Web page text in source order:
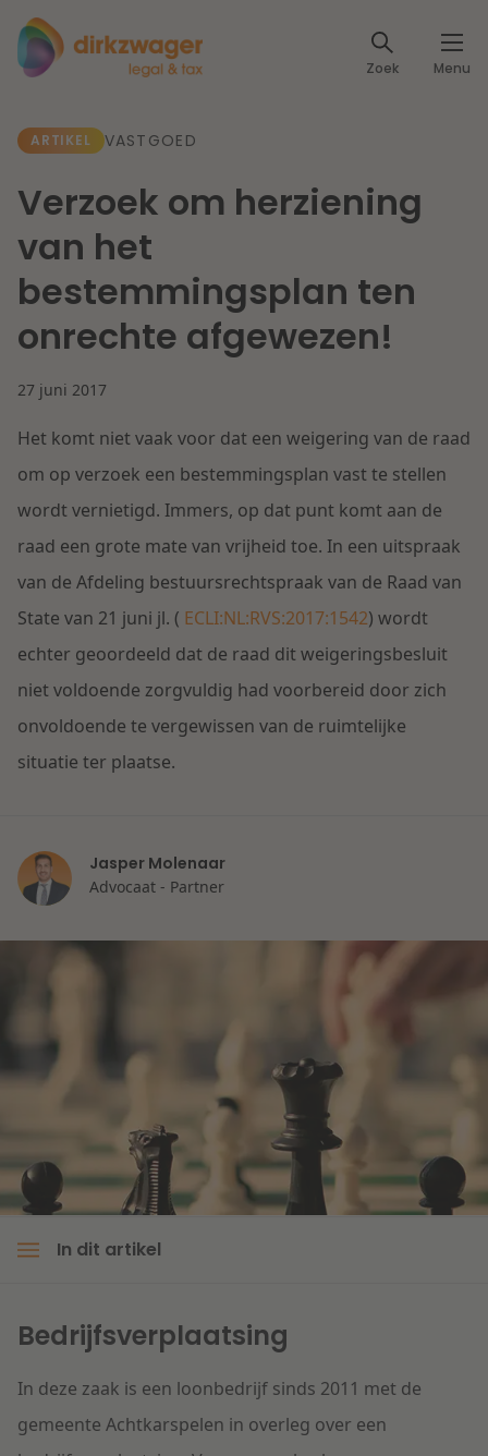
Zoek Menu
Expertises
Fiscaal
Arbeid & Pensioen
IE & Innovatie
Herstructurering & Insolventie
Energie
Zorg & Sociaal domein
Vastgoed
Aanbesteding & Mededinging
Aansprakelijkheid & Verzekering
Onderwijs
Dichtbij een toekomstbestendige zorg
Lees meer
Dichtbij de kansen en uitdagingen in de
woningbouw
Lees meer
Dichtbij de wendbare onderneming
Lees meer
Artikelen
Klantcases
Events
Specialisten
Internationale partners
Werken bij
Contact
Nederlands
ARTIKEL VASTGOED
Verzoek om herziening
van het
bestemmingsplan ten
onrechte afgewezen!
27 juni 2017
Het komt niet vaak voor dat een weigering van de raad
om op verzoek een bestemmingsplan vast te stellen
wordt vernietigd. Immers, op dat punt komt aan de
raad een grote mate van vrijheid toe. In een uitspraak
van de Afdeling bestuursrechtspraak van de Raad van
State van 21 juni jl. ( ECLI:NL:RVS:2017:1542) wordt
echter geoordeeld dat de raad dit weigeringsbesluit
niet voldoende zorgvuldig had voorbereid door zich
onvoldoende te vergewissen van de ruimtelijke
situatie ter plaatse.
Jasper Molenaar
Advocaat - Partner
In dit artikel
Bedrijfsverplaatsing
In deze zaak is een loonbedrijf sinds 2011 met de
gemeente Achtkarspelen in overleg over een